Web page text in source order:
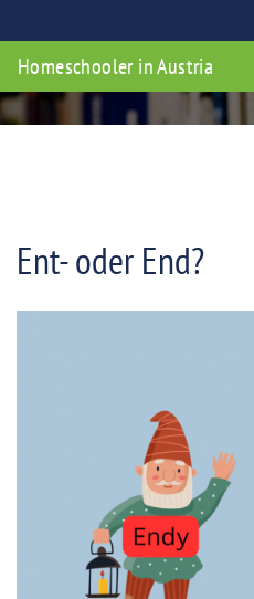
Homeschooler in Austria
Ent- oder End?